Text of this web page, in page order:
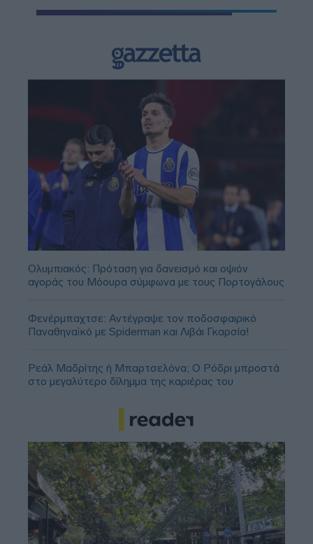
Ολυμπιακός: Πρόταση για δανεισμό και οψιόν
αγοράς του Μόουρα σύμφωνα με τους Πορτογάλους
Φενέρμπαχτσε: Αντέγραψε τον ποδοσφαιρικό
Παναθηναϊκό με Spiderman και Λιβάι Γκαρσία!
Ρεάλ Μαδρίτης ή Μπαρτσελόνα; Ο Ρόδρι μπροστά
στο μεγαλύτερο δίλημμα της καριέρας του